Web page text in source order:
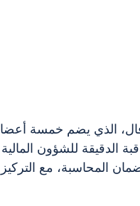
الذي يضم خمسة
الدقيقة للشؤون
المحاسبة، مع